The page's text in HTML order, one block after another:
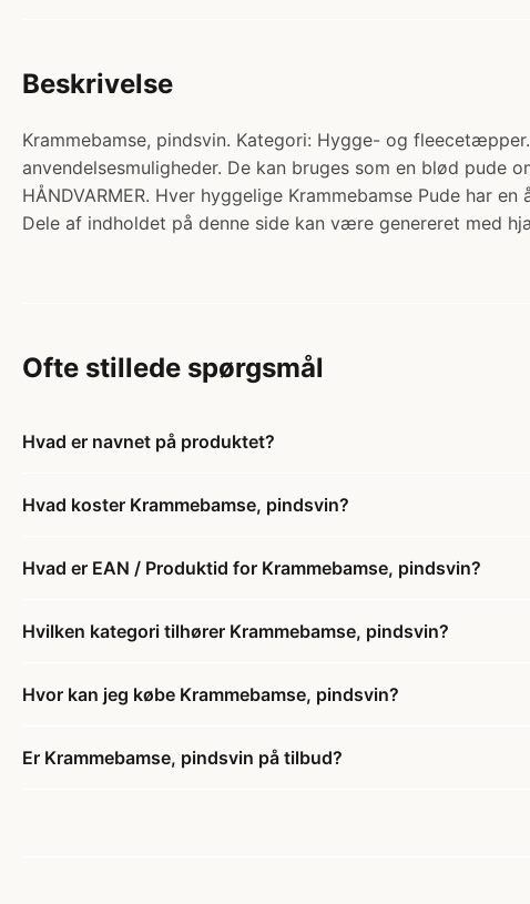
Beskrivelse
Krammebamse, pindsvin. Kategori: Hygge- og
anvendelsesmuligheder. De kan bruges som en blød pude
HÅNDVARMER. Hver hyggelige Krammebamse Pude har
Dele af indholdet på denne side kan være genereret med
Ofte stillede spørgsmål
Hvad er navnet på produktet?
Hvad koster Krammebamse, pindsvin?
Hvad er EAN / Produktid for Krammebamse, pindsvin?
Hvilken kategori tilhører Krammebamse, pindsvin?
Hvor kan jeg købe Krammebamse, pindsvin?
Er Krammebamse, pindsvin på tilbud?